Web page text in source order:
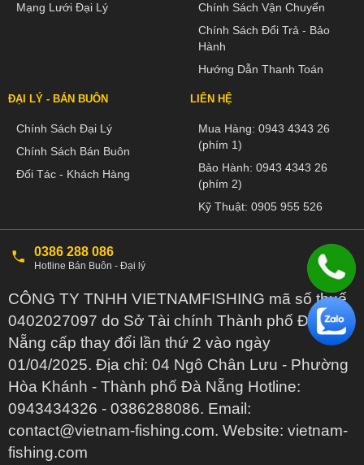
Mạng Lưới Đại Lý
Chính Sách Vận Chuyển
Chính Sách Đổi Trả - Bảo
Hành
Hướng Dẫn Thanh Toán
ĐẠI LÝ - BÁN BUÔN
Chính Sách Đại Lý
Chính Sách Bán Buôn
Đối Tác - Khách Hàng
LIÊN HỆ
Mua Hàng: 0943 4343 26
(phím 1)
Bảo Hành: 0943 4343 26
(phím 2)
Kỹ Thuật: 0905 955 526
0386 288 086
Hotline Bán Buôn - Đại lý
CÔNG TY TNHH VIETNAMFISHING mã số thuế
0402027097 do Sở Tài chính Thành phố Đà
Nẵng cấp thay đổi lần thứ 2 vào ngày
01/04/2025. Địa chỉ: 04 Ngô Chân Lưu - Phường
Hòa Khánh - Thành phố Đà Nẵng Hotline:
0943434326 - 0386288086. Email:
contact@vietnam-fishing.com. Website: vietnam-
fishing.com